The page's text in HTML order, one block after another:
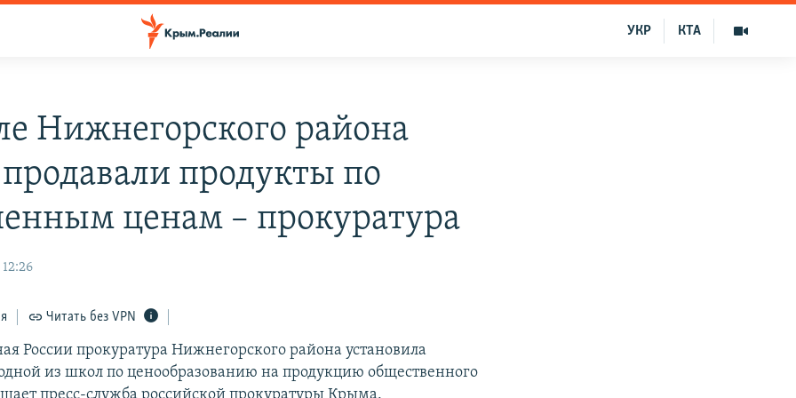
КТА
УКР
Нижнегорского района
продукты по
ценам – прокуратура
Читать без VPN
России прокуратура Нижнегорского района установила
из школ по ценообразованию на продукцию общественного